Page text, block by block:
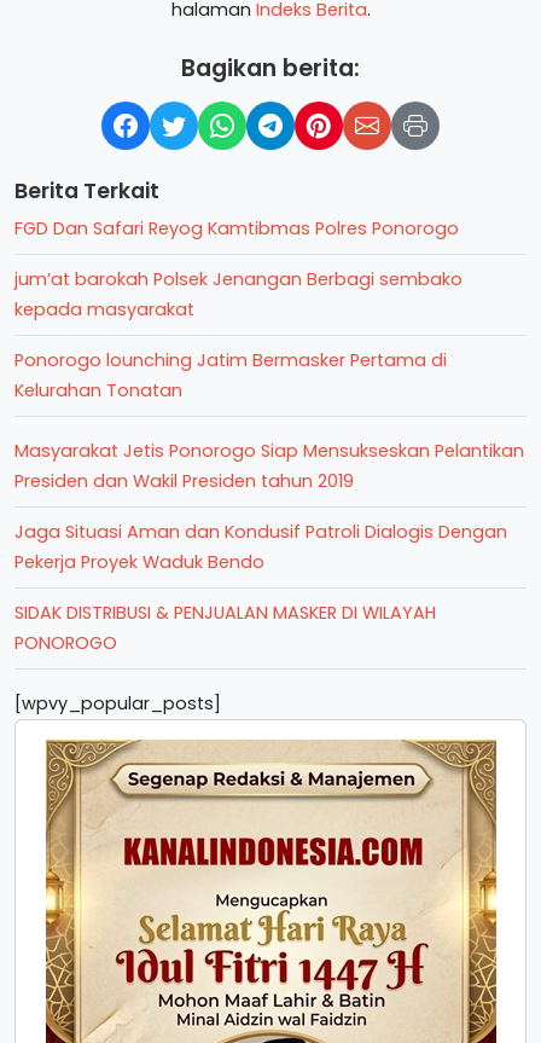
halaman Indeks Berita.
Bagikan berita:
Berita Terkait
FGD Dan Safari Reyog Kamtibmas Polres Ponorogo
jum’at barokah Polsek Jenangan Berbagi sembako
kepada masyarakat
Ponorogo lounching Jatim Bermasker Pertama di
Kelurahan Tonatan
Masyarakat Jetis Ponorogo Siap Mensukseskan Pelantikan
Presiden dan Wakil Presiden tahun 2019
Jaga Situasi Aman dan Kondusif Patroli Dialogis Dengan
Pekerja Proyek Waduk Bendo
SIDAK DISTRIBUSI & PENJUALAN MASKER DI WILAYAH
PONOROGO
[wpvy_popular_posts]